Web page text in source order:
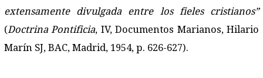
extensamente divulgada entre los fieles cristianos”
(Doctrina Pontificia, IV, Documentos Marianos, Hilario
Marín SJ, BAC, Madrid, 1954, p. 626-627).